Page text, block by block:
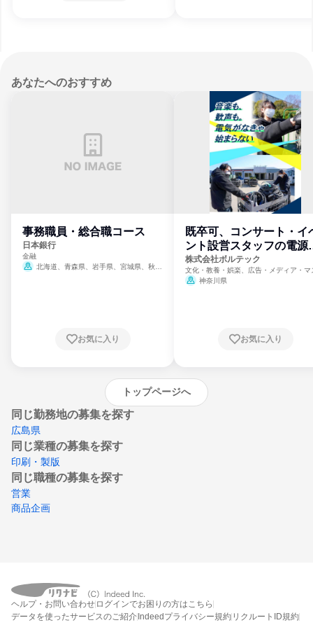
あなたへのおすすめ
事務職員・総合職コース
日本銀行
金融
北海道、青森県、岩手県、宮城県、秋田
崎県、熊本県、大分県、宮崎県、鹿児島県、
お気に入り
既卒可、コンサート・イ
ント設営スタッフの電源
門
株式会社ボルテック
文化・教養・娯楽、広告・メディア・マ
ミ、電力・ガス・水道・エネルギー
神奈川県
お気に入り
トップページへ
同じ勤務地の募集を探す
広島県
同じ業種の募集を探す
印刷・製版
同じ職種の募集を探す
営業
商品企画
ヘルプ・お問い合わせ ログインでお困りの方はこちら
データを使ったサービスのご紹介Indeedプライバシー規約 リクルートID規約